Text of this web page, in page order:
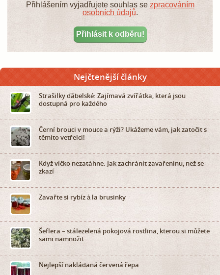
Přihlášením vyjadřujete souhlas se zpracováním
osobních údajů.
Nejčtenější články
Strašilky ďábelské: Zajímavá zvířátka, která jsou
dostupná pro každého
Černí brouci v mouce a rýži? Ukážeme vám, jak zatočit s
těmito vetřelci!
Když víčko nezatáhne: Jak zachránit zavařeninu, než se
zkazí
Zavařte si rybíz à la brusinky
Šeflera – stálezelená pokojová rostlina, kterou si můžete
sami namnožit
Nejlepší nakládaná červená řepa